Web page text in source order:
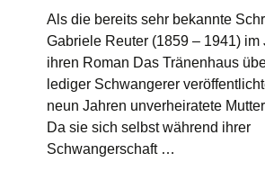
Als die bereits sehr bekannte
Gabriele Reuter (1859 – 1941) im
ihren Roman Das Tränenhaus
lediger Schwangerer
neun Jahren unverheiratete
Da sie sich selbst während ihrer
Schwangerschaft …